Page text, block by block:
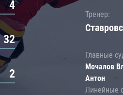
4
32
2
Тренер:
Главные
Мочалов
Антон
Линейные